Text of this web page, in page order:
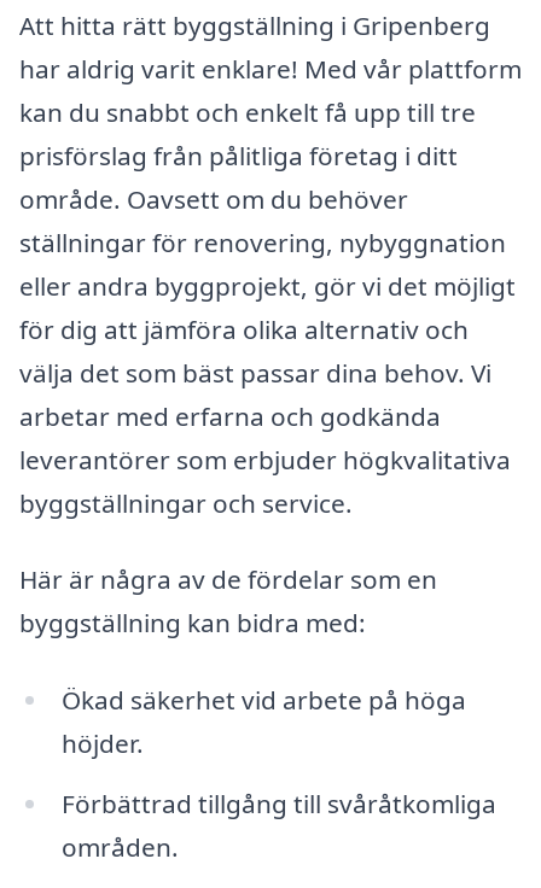
Att hitta rätt byggställning i Gripenberg
har aldrig varit enklare! Med vår plattform
kan du snabbt och enkelt få upp till tre
prisförslag från pålitliga företag i ditt
område. Oavsett om du behöver
ställningar för renovering, nybyggnation
eller andra byggprojekt, gör vi det möjligt
för dig att jämföra olika alternativ och
välja det som bäst passar dina behov. Vi
arbetar med erfarna och godkända
leverantörer som erbjuder högkvalitativa
byggställningar och service.
Här är några av de fördelar som en
byggställning kan bidra med:
Ökad säkerhet vid arbete på höga
höjder.
Förbättrad tillgång till svåråtkomliga
områden.